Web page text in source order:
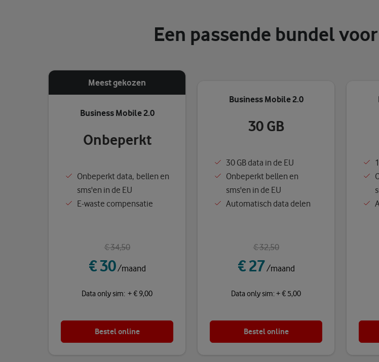
Een passende bundel
Meest gekozen
Business Mobile 2.0
Onbeperkt
Onbeperkt data, bellen en
sms'en in de EU
E-waste compensatie
€ 34,50
€ 30/maand
Data only sim: + € 9,00
Bestel online
Business Mobile 2.0
30 GB
30 GB data in de EU
Onbeperkt bellen en
sms'en in de EU
Automatisch data delen
€ 32,50
€ 27/maand
Data only sim: + € 5,00
Bestel online